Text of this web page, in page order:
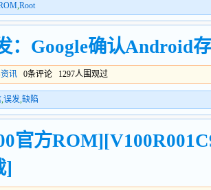
,Root
：Google确认Android
讯 0条评论 1297人围观过
,误发,缺陷
官方
]